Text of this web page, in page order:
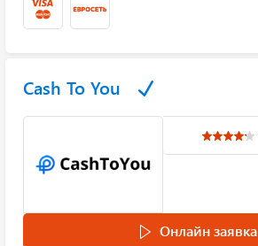
Cash To You
Онлайн заявка